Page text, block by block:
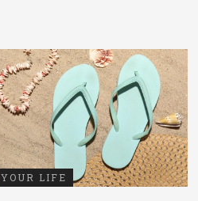
YOUR LIFE